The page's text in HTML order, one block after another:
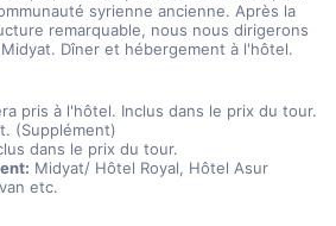
syrienne ancienne. Après la
remarquable, nous nous dirigerons
Dîner et hébergement à l'hôtel.
pris à l'hôtel. Inclus dans le prix du tour.
(Supplément)
dans le prix du tour.
Midyat/ Hôtel Royal, Hôtel Asur
etc.